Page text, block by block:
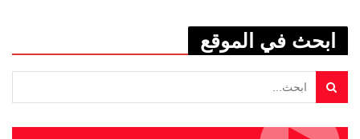
ابحث في الموقع